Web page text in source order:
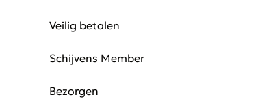
Veilig betalen
Schijvens Member
Bezorgen